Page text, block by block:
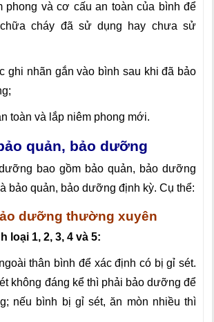
phong và cơ cấu an toàn của bình để
cháy đã sử dụng hay chưa sử
ghi nhãn gắn vào bình sau khi đã bảo
toàn và lắp niêm phong mới.
quản, bảo dưỡng
bao gồm bảo quản, bảo dưỡng
bảo quản, bảo dưỡng định kỳ. Cụ thể:
dưỡng thường xuyên
loại 1, 2, 3, 4 và 5:
thân bình để xác định có bị gỉ sét.
không đáng kể thì phải bảo dưỡng để
nếu bình bị gỉ sét, ăn mòn nhiều thì